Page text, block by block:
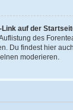
Link auf der
des
Du findest hier
moderieren.